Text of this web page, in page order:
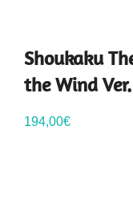
Shoukaku
the Wind
194,00€